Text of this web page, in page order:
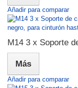
Añadir para comparar
M14 3 x Soporte
Más
Añadir para comparar